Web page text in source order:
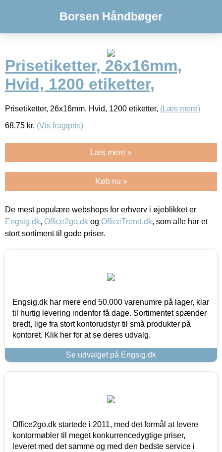
Borsen Håndbøger
Prisetiketter, 26x16mm,
Hvid, 1200 etiketter,
Prisetiketter, 26x16mm, Hvid, 1200 etiketter, (Læs mere)
68.75 kr. (Vis fragtpris)
Læs mere »
Køb nu »
De mest populære webshops for erhverv i øjeblikket er
Engsig.dk, Office2go.dk og OfficeTrend.dk, som alle har et
stort sortiment til gode priser.
Engsig.dk har mere end 50.000 varenumre på lager, klar
til hurtig levering indenfor få dage. Sortimentet spænder
bredt, lige fra stort kontorudstyr til små produkter på
kontoret. Klik her for at se deres udvalg.
Se udvalget på Engsig.dk
Office2go.dk startede i 2011, med det formål at levere
kontormøbler til meget konkurrencedygtige priser,
leveret med det samme og med den bedste service i